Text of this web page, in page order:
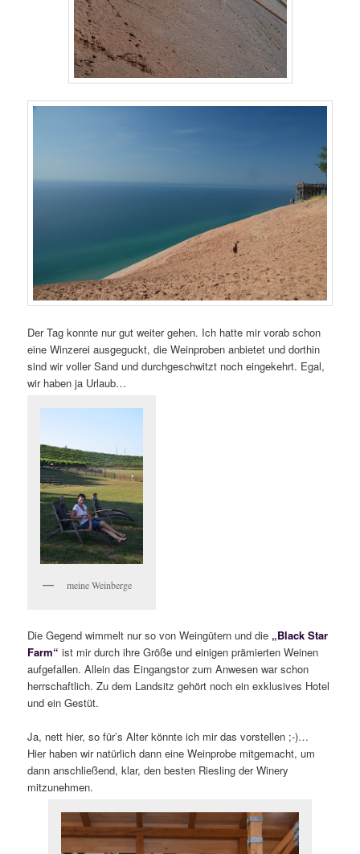
Der Tag konnte nur gut weiter gehen. Ich hatte mir vorab schon
eine Winzerei ausgeguckt, die Weinproben anbietet und dorthin
sind wir voller Sand und durchgeschwitzt noch eingekehrt. Egal,
wir haben ja Urlaub…
meine Weinberge
Die Gegend wimmelt nur so von Weingütern und die „Black Star
Farm“ ist mir durch ihre Größe und einigen prämierten Weinen
aufgefallen. Allein das Eingangstor zum Anwesen war schon
herrschaftlich. Zu dem Landsitz gehört noch ein exklusives Hotel
und ein Gestüt.
Ja, nett hier, so für’s Alter könnte ich mir das vorstellen ;-)…
Hier haben wir natürlich dann eine Weinprobe mitgemacht, um
dann anschließend, klar, den besten Riesling der Winery
mitzunehmen.